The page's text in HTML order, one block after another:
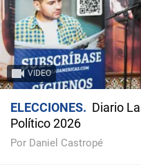
VIDEO
ELECCIONES
Diario
Político 2026
Por Daniel Castropé